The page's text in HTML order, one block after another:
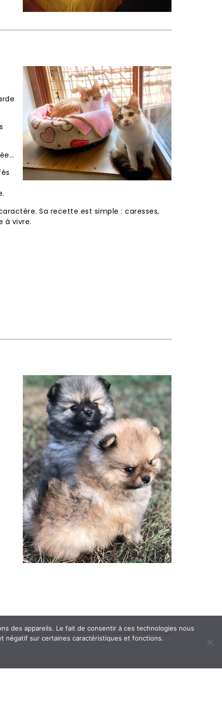
Sa recette est simple : caresses,
à vivre.
des appareils. Le fait de consentir à ces technologies nous
négatif sur certaines caractéristiques et fonctions.